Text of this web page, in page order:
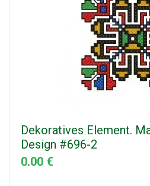
Dekoratives Element.
Design #696-2
0.00 €